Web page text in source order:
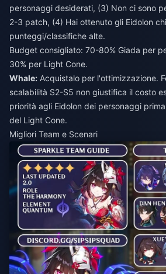
personaggi desiderati, (3) Non ci sono
2-3 patch, (4) Hai ottenuto gli Eidolon
punteggi/classifiche alte.
Budget consigliato: 70-80% Giada per
30% per Light Cone.
Whale: Acquistalo per l'ottimizzazione.
scalabilità S2-S5 non giustifica il costo
priorità agli Eidolon dei personaggi
del Light Cone.
Migliori Team e Scenari